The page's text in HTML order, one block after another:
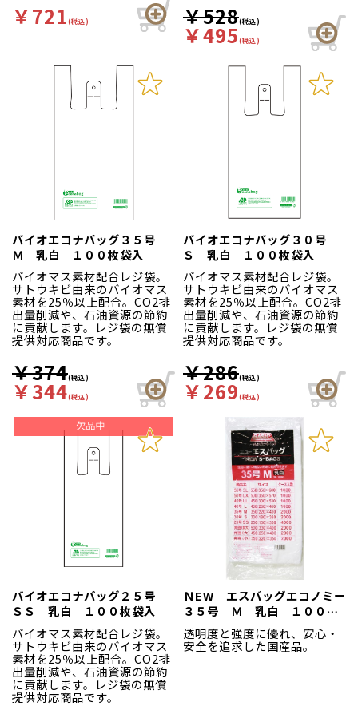
￥721(税込) ￥528(税込)
￥495(税込)
バイオエコナバッグ３５号
Ｍ 乳白 １００枚袋入
バイオマス素材配合レジ袋。
サトウキビ由来のバイオマス
素材を25％以上配合。CO2排
出量削減や、石油資源の節約
に貢献します。レジ袋の無償
提供対応商品です。
￥374(税込)
￥344(税込)
バイオエコナバッグ３０号
Ｓ 乳白 １００枚袋入
バイオマス素材配合レジ袋。
サトウキビ由来のバイオマス
素材を25％以上配合。CO2排
出量削減や、石油資源の節約
に貢献します。レジ袋の無償
提供対応商品です。
￥286(税込)
￥269(税込)
バイオエコナバッグ２５号
ＳＳ 乳白 １００枚袋入
バイオマス素材配合レジ袋。
サトウキビ由来のバイオマス
素材を25％以上配合。CO2排
出量削減や、石油資源の節約
に貢献します。レジ袋の無償
提供対応商品です。
ＮEW エスバッグエコノミー
３５号 Ｍ 乳白 １００枚
袋入
透明度と強度に優れ、安心・
安全を追求した国産品。